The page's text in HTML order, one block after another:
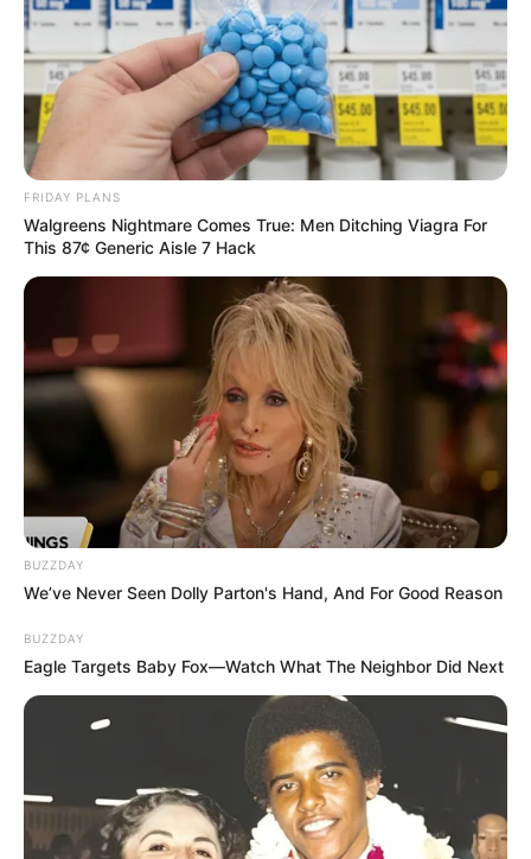
FRIDAY PLANS
Walgreens Nightmare Comes True: Men Ditching Viagra For
This 87¢ Generic Aisle 7 Hack
BUZZDAY
We’ve Never Seen Dolly Parton's Hand, And For Good Reason
BUZZDAY
Eagle Targets Baby Fox—Watch What The Neighbor Did Next